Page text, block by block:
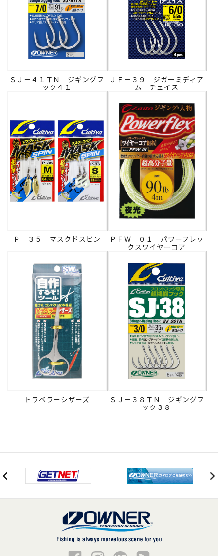
ＳＪ－４１ＴＮ ジギングフ
ック４１
ＪＦ－３９ ジガーミディア
ム チェイス
Ｐ－３５ マスクドスピン
ＰＦＷ－０１ パワーフレッ
クスワイヤーコア
トラベラーシザーズ
ＳＪ－３８ＴＮ ジギングフ
ック３８